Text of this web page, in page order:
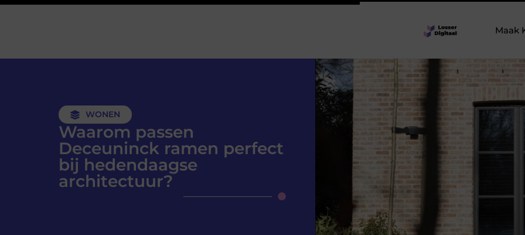
Maak
WONEN
Waarom passen
Deceuninck ramen perfect
bij hedendaagse
architectuur?